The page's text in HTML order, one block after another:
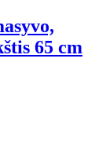
65 cm